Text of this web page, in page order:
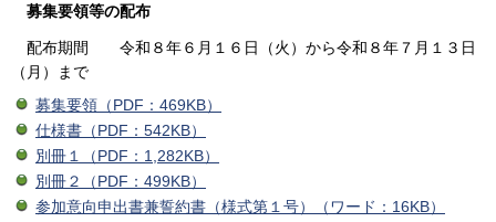
募集要領等の配布
配布期間 令和８年６月１６日（火）から令和８年７月１３日
（月）まで
募集要領（PDF：469KB）
仕様書（PDF：542KB）
別冊１（PDF：1,282KB）
別冊２（PDF：499KB）
参加意向申出書兼誓約書（様式第１号）（ワード：16KB）